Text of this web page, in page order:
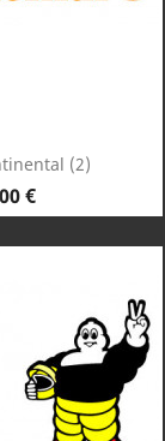
(2)
€
rapide